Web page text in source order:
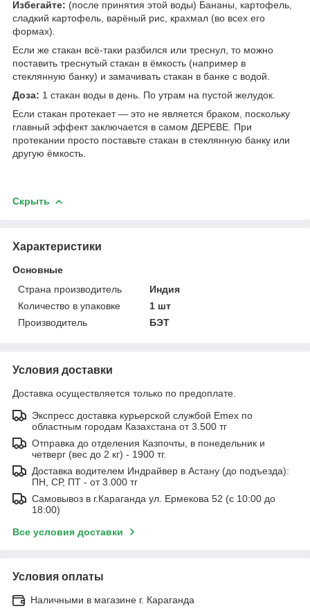
Избегайте: (после принятия этой воды) Бананы, картофель,
сладкий картофель, варёный рис, крахмал (во всех его
формах).
Если же стакан всё-таки разбился или треснул, то можно
поставить треснутый стакан в ёмкость (например в
стеклянную банку) и замачивать стакан в банке с водой.
Доза: 1 стакан воды в день. По утрам на пустой желудок.
Если стакан протекает ― это не является браком, поскольку
главный эффект заключается в самом ДЕРЕВЕ. При
протекании просто поставьте стакан в стеклянную банку или
другую ёмкость.
Скрыть
Характеристики
Основные
Страна производитель
Индия
Количество в упаковке
1 шт
Производитель
БЭТ
Условия доставки
Доставка осуществляется только по предоплате.
Экспресс доставка курьерской службой Emex по
областным городам Казахстана от 3.500 тг
Отправка до отделения Казпочты, в понедельник и
четверг (вес до 2 кг) - 1900 тг.
Доставка водителем Индрайвер в Астану (до подъезда):
ПН, СР, ПТ - от 3.000 тг
Самовывоз в г.Караганда ул. Ермекова 52 (с 10:00 до
18:00)
Все условия доставки
Условия оплаты
Наличными в магазине г. Караганда